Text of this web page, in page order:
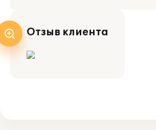
Отзыв клиента